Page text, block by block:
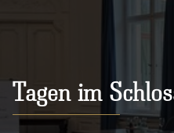
Tagen im